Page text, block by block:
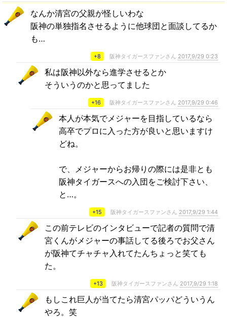
なんか清宮の父親が怪しいわな
阪神の単独指名させるように他球団と面談してるか
も…
+8 阪神タイガースファンさん 2017,9/29 0:23
私は阪神以外なら進学させるとか
そういうのかと思ってました
+16 阪神タイガースファンさん 2017,9/29 0:46
本人が本気でメジャーを目指しているなら
高卒でプロに入った方が良いと思いますけ
どね。
で、メジャーからお帰りの際には是非とも
阪神タイガースへの入団をご検討下さい、
と…。
+15 阪神タイガースファンさん 2017,9/29 1:44
この前テレビのインタビューで記者の質問で清
宮くんがメジャーの事話してる後ろでお父さん
が阪神てチャチャ入れてたんちょっと笑ても
た。
+13 阪神タイガースファンさん 2017,9/29 1:18
もしこれ巨人が当てたら清宮パッパどういうん
やろ。笑